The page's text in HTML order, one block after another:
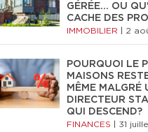
GÉRÉE… OU
CACHE DES
IMMOBILIER 2
POURQUOI LE
MAISONS
MÊME MALGRÉ
DIRECTEUR
QUI DESCEND?
FINANCES 31